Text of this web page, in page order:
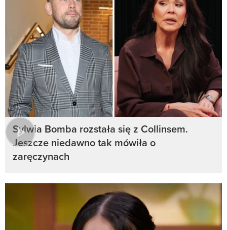
Sylwia Bomba rozstała się z Collinsem.
Jeszcze niedawno tak mówiła o
zaręczynach